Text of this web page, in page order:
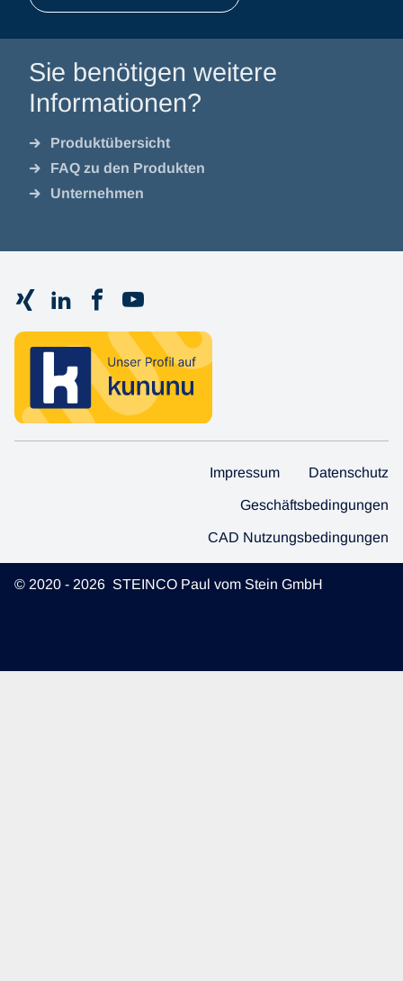
Sie benötigen weitere
Informationen?
Produktübersicht
FAQ zu den Produkten
Unternehmen
Impressum Datenschutz
Geschäftsbedingungen
CAD Nutzungsbedingungen
© 2020 - 2026 STEINCO Paul vom Stein GmbH